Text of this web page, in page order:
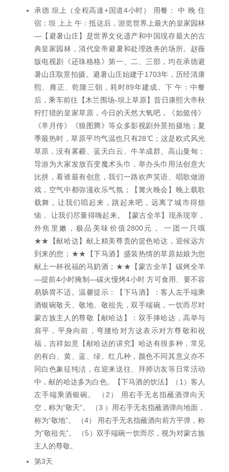
承德 坝上（全程高速+国道4小时） 用餐： 中 晚 住
宿：坝 上上 午：抵达后，游览世界上最大的皇家园林
—【避暑山庄】是世界文化遗产和中国现存最大的古
典皇家园林，清代皇帝避暑和处理政务的场所。赵薇
版电视剧《还珠格格》第一、二、三部，均在承德避
暑山庄取景拍摄。避暑山庄始建于1703年，历经清康
熙、雍正、乾隆三朝，耗时89年建成。下 午：中餐
后，乘车前往【木兰围场-坝上草原】昔日康熙大帝秋
狩打猎的皇家草原，今日的天然大氧吧，《如懿传》
《芈月传》《狼图腾》等众多影视剧外景拍摄地；夏
季最热时，草原平均气温也只有28℃；这是欧式风光
草原，没有雾霾、蓝天白云、牛羊成群、高山曼甸；
导游为大家发放百变魔术头巾，举办头巾用法创意大
比拼，看谁最有创意，我们一路欢声笑语、唱歌做游
戏，空气中都弥漫欢乐气氛；【篝火晚会】晚上载歌
载舞，让我们唱起来，跳起来吧，远离了城市得烦
恼， 让我们尽量得嗨起来。【蒙古全羊】现杀现宰，
外焦里嫩，极品美味价值2800元， 一团一只哦
★★【献哈达】献上精美尊贵的篮色哈达，迎候远方
到来的您；★★【下马酒】盛装热情的草原姑娘为您
献上一杯祝福的马奶酒；★★【蒙古全羊】碳烤全羊
—提前4小时腌制—碳火慢烤4小时 方可食用、要不容
易肠胃不适。温馨提示：【下马酒】：客人左手端乘
酒银碗敬天、敬地、敬祖先，双手端碗，一饮而尽对
蒙古族主人的尊敬【献哈达】：双手捧哈达，高举与
肩平，平身向前，弯腰给对方这表示对方尊敬和祝
福，吉祥如意【献哈达的讲究】哈达有很多种，常见
的有白、黄、蓝、绿、红几种，颜色不同其意义亦不
同白色象征纯洁，在迎来送往、拜师访友等日常活动
中，献的哈达多为白色。【下马酒的饮法】（1）客人
左手端乘酒银碗。 （2） 用右手无名指蘸酒弹向天
空，称为“敬天”。 （3 ）用右手无名指蘸酒弹向地面，
称为“敬地”。 （4） 用右手无名指蘸酒向前方平弹，称
为“敬祖先”。 （5）双手端碗一饮而尽，视为对蒙古族
主人的尊敬。
第3天